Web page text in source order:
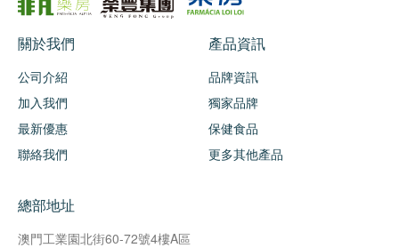
關於我們
公司介紹
加入我們
最新優惠
聯絡我們
產品資訊
品牌資訊
獨家品牌
保健食品
更多其他產品
總部地址
澳門工業園北街60-72號4樓A區